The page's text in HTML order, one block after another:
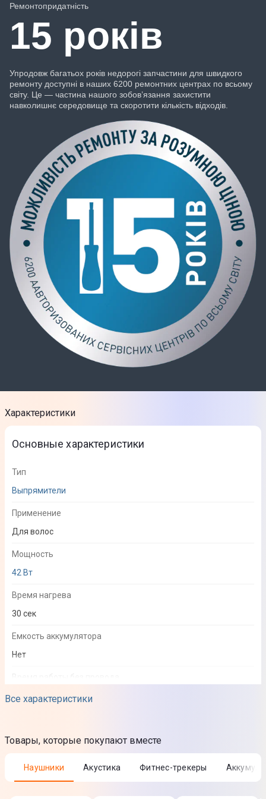
Ремонтопридатність
15 років
Упродовж багатьох років недорогі запчастини для швидкого
ремонту доступні в наших 6200 ремонтних центрах по всьому
світу. Це ― частина нашого зобов’язання захистити
навколишнє середовище та скоротити кількість відходів.
Характеристики
Все характеристики
Основные характеристики
Тип
Выпрямители
Применение
Для волос
Мощность
42 Вт
Время нагрева
30 сек
Емкость аккумулятора
Нет
Работа от сети
150 °C
Товары, которые покупают вместе
Наушники Акустика Фитнес-трекеры